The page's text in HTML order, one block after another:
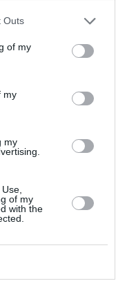
Outs
of my
my
my
of my
with the
στο Ανοιχτό Θέατρο
Θέατρο Τεχνόπολις
Άλσος Χλουβεράκη –
Θέατρο Μυθωδία στο
Θέατρο Λενταριανών
Πλαζ ΕΟΤ στον Άγιο
στο 3ο Γυμνάσιο
μ.μ.)